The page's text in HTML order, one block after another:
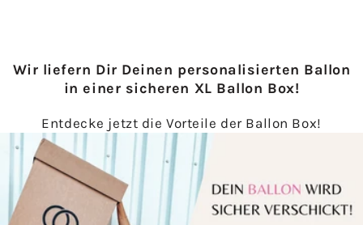
Wir liefern Dir Deinen personalisierten Ballon
in einer sicheren XL Ballon Box!
Entdecke jetzt die Vorteile der Ballon Box!